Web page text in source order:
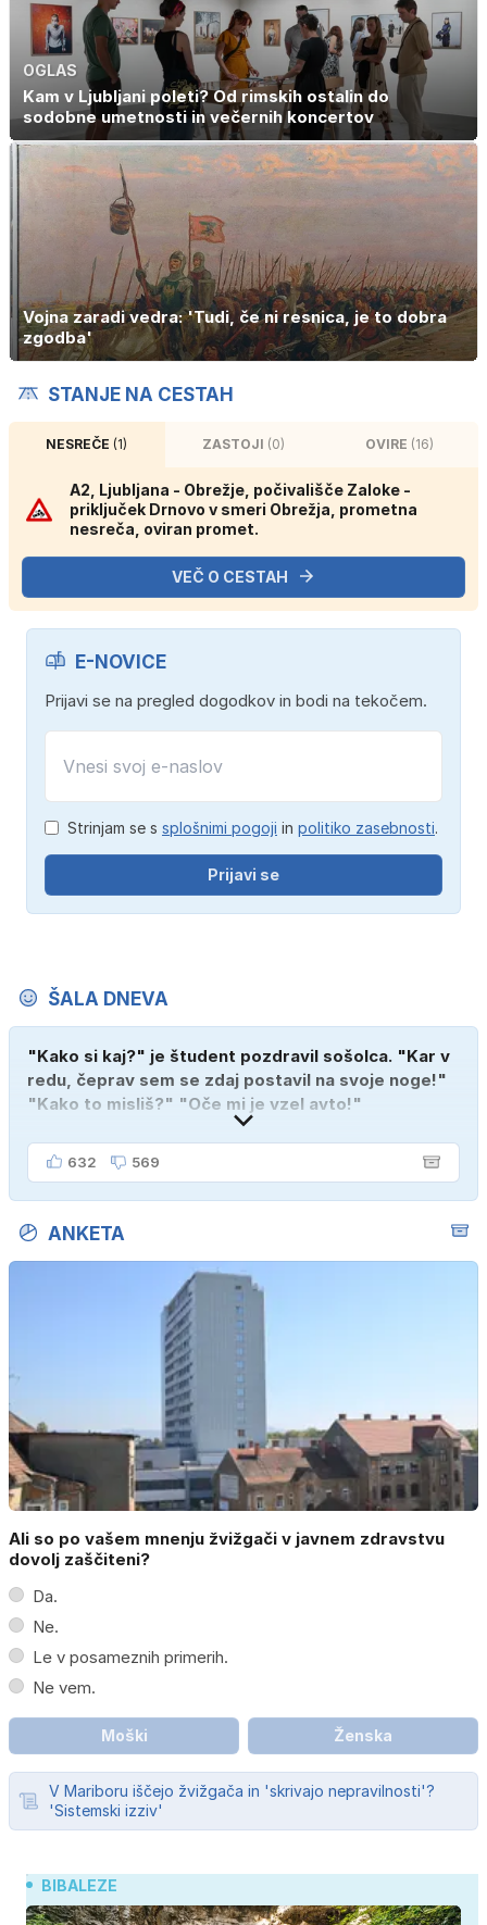
OGLAS
Kam v Ljubljani poleti? Od rimskih ostalin do
sodobne umetnosti in večernih koncertov
Vojna zaradi vedra: 'Tudi, če ni resnica, je to dobra
zgodba'
STANJE NA CESTAH
NESREČE(1) ZASTOJI (0) OVIRE (16)
A2, Ljubljana - Obrežje, počivališče Zaloke -
priključek Drnovo v smeri Obrežja, prometna
nesreča, oviran promet.
VEČ O CESTAH
E-NOVICE
Prijavi se na pregled dogodkov in bodi na tekočem.
Strinjam se s splošnimi pogoji in politiko zasebnosti.
Prijavi se
ŠALA DNEVA
"Kako si kaj?" je študent pozdravil sošolca. "Kar v
redu, čeprav sem se zdaj postavil na svoje noge!"
"Kako to misliš?" "Oče mi je vzel avto!"
632 569
ANKETA
Ali so po vašem mnenju žvižgači v javnem zdravstvu
dovolj zaščiteni?
Da.
Ne.
Le v posameznih primerih.
Ne vem.
Moški Ženska
V Mariboru iščejo žvižgača in 'skrivajo nepravilnosti'?
'Sistemski izziv'
BIBALEZE